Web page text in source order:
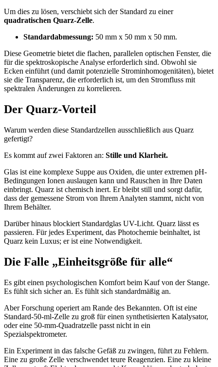
Um dies zu lösen, verschiebt sich der Standard zu einer
quadratischen Quarz-Zelle.
Standardabmessung: 50 mm x 50 mm x 50 mm.
Diese Geometrie bietet die flachen, parallelen optischen Fenster, die
für die spektroskopische Analyse erforderlich sind. Obwohl sie
Ecken einführt (und damit potenzielle Strominhomogenitäten), bietet
sie die Transparenz, die erforderlich ist, um den Stromfluss mit
spektralen Änderungen zu korrelieren.
Der Quarz-Vorteil
Warum werden diese Standardzellen ausschließlich aus Quarz
gefertigt?
Es kommt auf zwei Faktoren an: Stille und Klarheit.
Glas ist eine komplexe Suppe aus Oxiden, die unter extremen pH-
Bedingungen Ionen auslaugen kann und Rauschen in Ihre Daten
einbringt. Quarz ist chemisch inert. Er bleibt still und sorgt dafür,
dass der gemessene Strom von Ihrem Analyten stammt, nicht von
Ihrem Behälter.
Darüber hinaus blockiert Standardglas UV-Licht. Quarz lässt es
passieren. Für jedes Experiment, das Photochemie beinhaltet, ist
Quarz kein Luxus; er ist eine Notwendigkeit.
Die Falle „Einheitsgröße für alle“
Es gibt einen psychologischen Komfort beim Kauf von der Stange.
Es fühlt sich sicher an. Es fühlt sich standardmäßig an.
Aber Forschung operiert am Rande des Bekannten. Oft ist eine
Standard-50-ml-Zelle zu groß für einen synthetisierten Katalysator,
oder eine 50-mm-Quadratzelle passt nicht in ein
Spezialspektrometer.
Ein Experiment in das falsche Gefäß zu zwingen, führt zu Fehlern.
Eine zu große Zelle verschwendet teure Reagenzien. Eine zu kleine